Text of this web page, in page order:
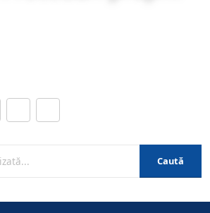
Caută